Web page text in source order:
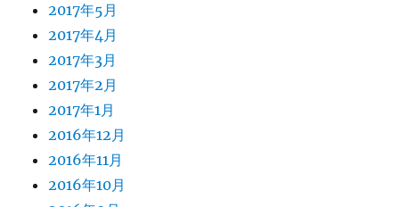
2017年5月
2017年4月
2017年3月
2017年2月
2017年1月
2016年12月
2016年11月
2016年10月